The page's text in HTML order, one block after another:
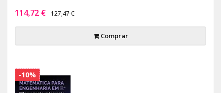
114,72 € 127,47 €
Comprar
-10%